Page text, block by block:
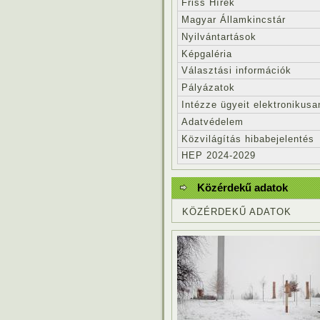
Friss Hírek
Magyar Államkincstár
Nyilvántartások
Képgaléria
Választási információk
Pályázatok
Intézze ügyeit
Adatvédelem
Közvilágítás hibabejelentés
HEP 2024-2029
Közérdekű adatok
KÖZÉRDEKŰ ADATOK